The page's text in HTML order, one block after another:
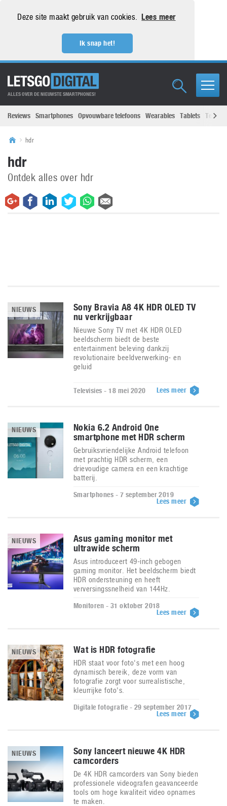
Deze site maakt gebruik van cookies. Lees meer
Ik snap het!
ALLES OVER DE NIEUWSTE SMARTPHONES!
Reviews Smartphones Opvouwbare telefoons Wearables Tablets
hdr
hdr
Ontdek alles over hdr
NIEUWS
Sony Bravia A8 4K HDR OLED TV
nu verkrijgbaar
Nieuwe Sony TV met 4K HDR OLED
beeldscherm biedt de beste
entertainment beleving dankzij
revolutionaire beeldverwerking- en
geluid
Televisies - 18 mei 2020 Lees meer
NIEUWS
Nokia 6.2 Android One
smartphone met HDR scherm
Gebruiksvriendelijke Android telefoon
met prachtig HDR scherm, een
drievoudige camera en een krachtige
batterij.
Smartphones - 7 september 2019
Lees meer
NIEUWS
Asus gaming monitor met
ultrawide scherm
Asus introduceert 49-inch gebogen
gaming monitor. Het beeldscherm biedt
HDR ondersteuning en heeft
verversingssnelheid van 144Hz.
Monitoren - 31 oktober 2018
Lees meer
NIEUWS Wat is HDR fotografie
HDR staat voor foto's met een hoog
dynamisch bereik, deze vorm van
fotografie zorgt voor surrealistische,
kleurrijke foto's.
Digitale fotografie - 29 september 2017
Lees meer
NIEUWS
Sony lanceert nieuwe 4K HDR
camcorders
De 4K HDR camcorders van Sony bieden
professionele videografen geavanceerde
tools om hoge kwaliteit video opnames
te maken.